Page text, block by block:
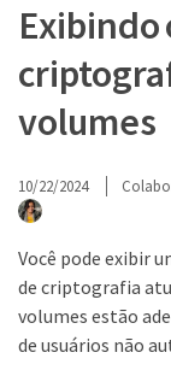
Exibindo
volumes
10/22/2024
Você pode exibir
de criptografia
volumes estão
de usuários não